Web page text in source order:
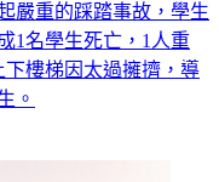
嚴重的踩踏事故，學生
1名學生死亡，1人重
樓梯因太過擁擠，導
。